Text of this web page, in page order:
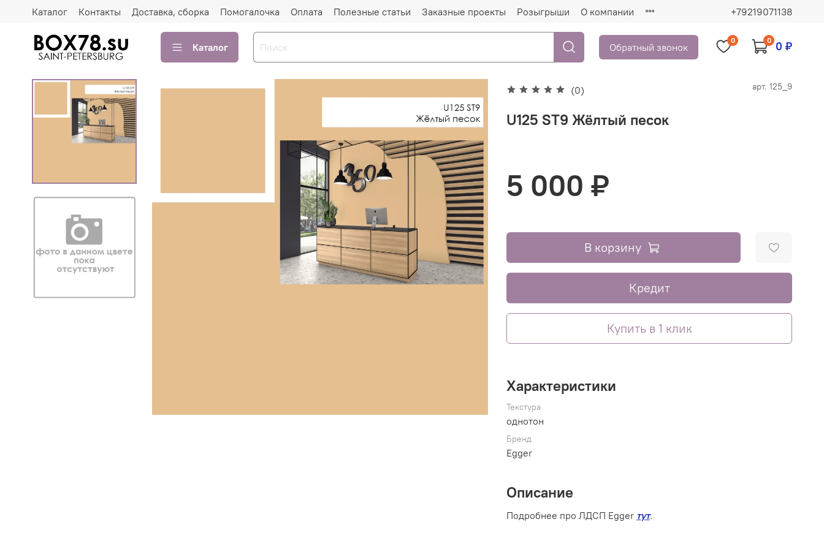
Каталог Контакты Доставка, сборка Помогалочка Оплата Полезные статьи Заказные проекты Розыгрыши О компании +79219071138
Каталог Обратный звонок
0 0 0 ₽
(0) арт. 125_9
U125 ST9 Жёлтый песок
5 000 ₽
В корзину
Кредит
Купить в 1 клик
Характеристики
Текстура
однотон
Бренд
Egger
Описание
Подробнее про ЛДСП Egger тут.